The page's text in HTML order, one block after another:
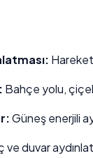
Bahçe yolu,
Güneş enerjili
ve duvar